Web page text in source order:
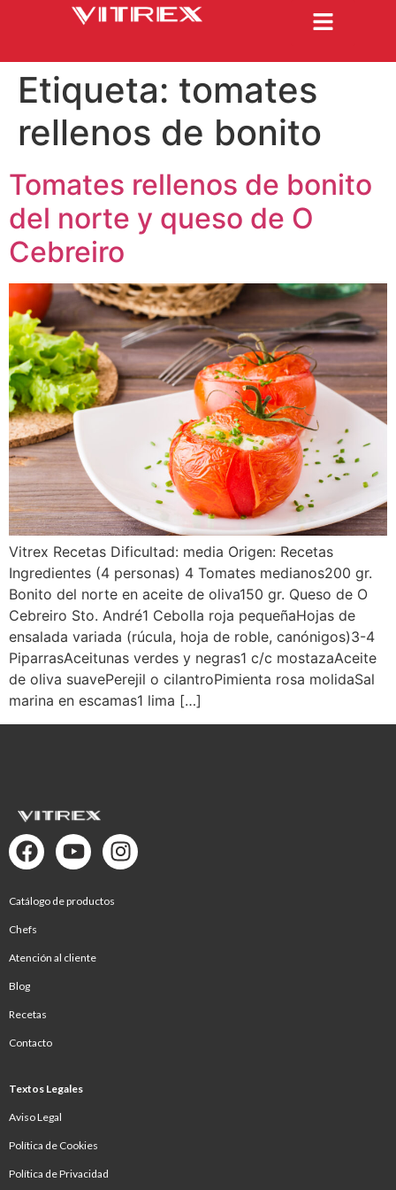
Etiqueta: tomates
rellenos de bonito
Tomates rellenos de bonito
del norte y queso de O
Cebreiro
Vitrex Recetas Dificultad: media Origen: Recetas
Ingredientes (4 personas) 4 Tomates medianos200 gr.
Bonito del norte en aceite de oliva150 gr. Queso de O
Cebreiro Sto. André1 Cebolla roja pequeñaHojas de
ensalada variada (rúcula, hoja de roble, canónigos)3-4
PiparrasAceitunas verdes y negras1 c/c mostazaAceite
de oliva suavePerejil o cilantroPimienta rosa molidaSal
marina en escamas1 lima […]
Catálogo de productos
Chefs
Atención al cliente
Blog
Recetas
Contacto
Textos Legales
Aviso Legal
Política de Cookies
Política de Privacidad